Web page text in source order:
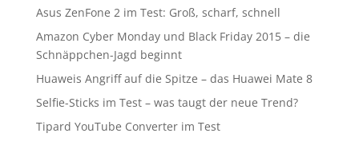
Asus ZenFone 2 im Test: Groß, scharf, schnell
Amazon Cyber Monday und Black Friday 2015 – die
Schnäppchen-Jagd beginnt
Huaweis Angriff auf die Spitze – das Huawei Mate 8
Selfie-Sticks im Test – was taugt der neue Trend?
Tipard YouTube Converter im Test